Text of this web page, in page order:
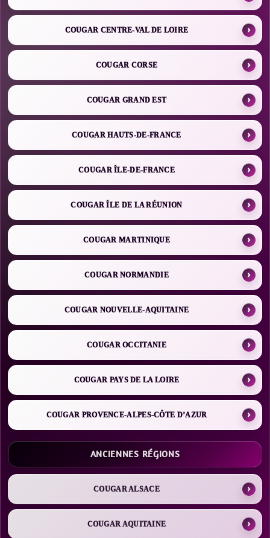
COUGAR CENTRE-VAL DE LOIRE
COUGAR CORSE
COUGAR GRAND EST
COUGAR HAUTS-DE-FRANCE
COUGAR ÎLE-DE-FRANCE
COUGAR ÎLE DE LA RÉUNION
COUGAR MARTINIQUE
COUGAR NORMANDIE
COUGAR NOUVELLE-AQUITAINE
COUGAR OCCITANIE
COUGAR PAYS DE LA LOIRE
COUGAR PROVENCE-ALPES-CÔTE D’AZUR
ANCIENNES RÉGIONS
COUGAR ALSACE
COUGAR AQUITAINE